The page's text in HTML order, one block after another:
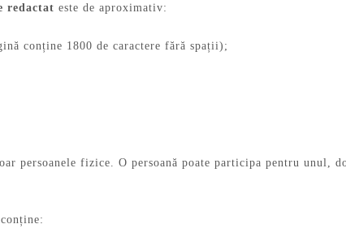
redactat este de aproximativ:
conține 1800 de caractere fără spații);
persoanele fizice. O persoană poate participa pentru unul,